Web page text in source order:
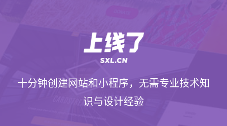
十分钟创建网站和小程序，无需专业技术知
识与设计经验